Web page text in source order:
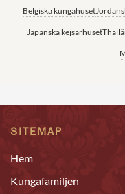
Belgiska kungahuset
Japanska kejsarhuset
SITEMAP
Hem
Kungafamiljen